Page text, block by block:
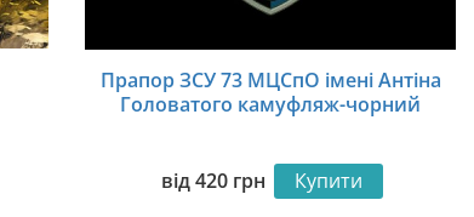
Прапор ЗСУ 73 МЦСпО імені Антіна
Головатого камуфляж-чорний
від420 грн Купити